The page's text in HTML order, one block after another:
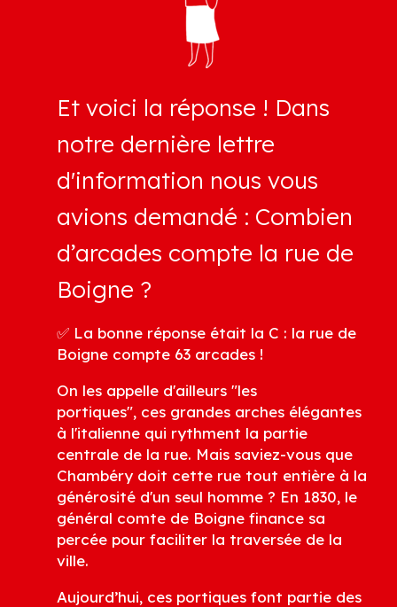
Et voici la réponse ! Dans
notre dernière lettre
d'information nous vous
avions demandé : Combien
d’arcades compte la rue de
Boigne ?
✅ La bonne réponse était la C : la rue de
Boigne compte 63 arcades !
On les appelle d'ailleurs "les
portiques", ces grandes arches élégantes
à l'italienne qui rythment la partie
centrale de la rue. Mais saviez-vous que
Chambéry doit cette rue tout entière à la
générosité d'un seul homme ? En 1830, le
général comte de Boigne finance sa
percée pour faciliter la traversée de la
ville.
Aujourd’hui, ces portiques font partie des